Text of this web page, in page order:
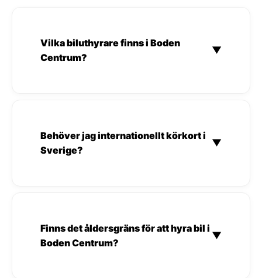
Vilka biluthyrare finns i Boden
Centrum?
▼
Behöver jag internationellt körkort i
Sverige?
▼
Finns det åldersgräns för att hyra bil i
Boden Centrum?
▼